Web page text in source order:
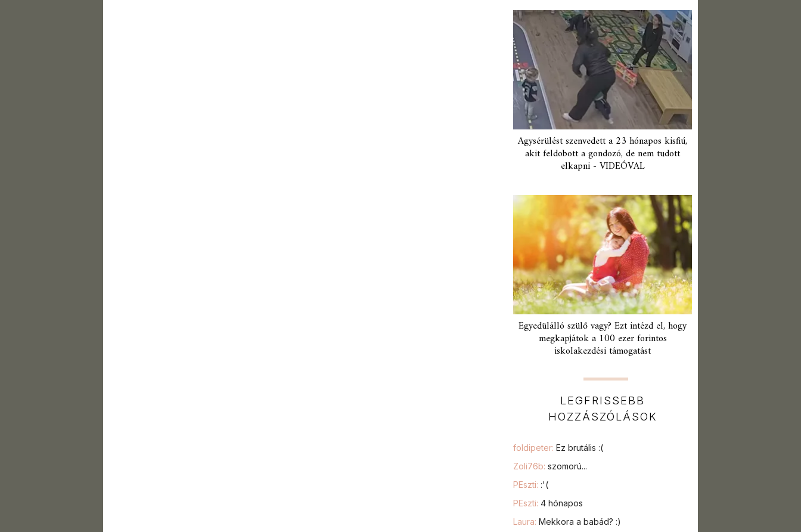
Agysérülést szenvedett a 23 hónapos kisfiú,
akit feldobott a gondozó, de nem tudott
elkapni - VIDEÓVAL
Egyedülálló szülő vagy? Ezt intézd el, hogy
megkapjátok a 100 ezer forintos
iskolakezdési támogatást
LEGFRISSEBB
HOZZÁSZÓLÁSOK
foldipeter: Ez brutális :(
Zoli76b: szomorú...
PEszti: :'(
PEszti: 4 hónapos
Laura: Mekkora a babád? :)